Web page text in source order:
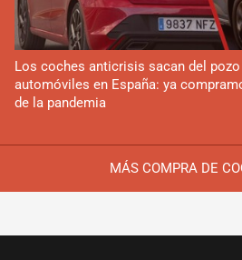
MÁS COMPRA DE
Los coches anticrisis sacan del
automóviles en España: ya
de la pandemia